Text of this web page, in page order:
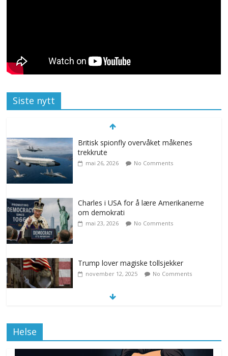
Siste nytt
Britisk spionfly overvåket måkenes
trekkrute
mai 26, 2026 No Comments
Charles i USA for å lære Amerikanerne
om demokrati
mai 23, 2026 No Comments
Trump lover magiske tollsjekker
november 12, 2025 No Comments
Helse